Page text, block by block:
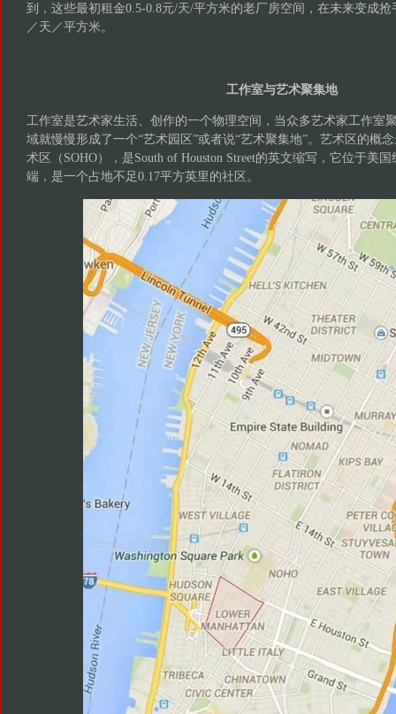
到，这些最初租金0.5-0.8元/天/平方米的老厂房空间，在未来变成
／天／平方米。
工作室与艺术聚集地
工作室是艺术家生活、创作的一个物理空间，当众多艺术家工作室
域就慢慢形成了一个“艺术园区”或者说“艺术聚集地”。艺术区的概
术区（SOHO），是South of Houston Street的英文缩写，它位于美
端，是一个占地不足0.17平方英里的社区。